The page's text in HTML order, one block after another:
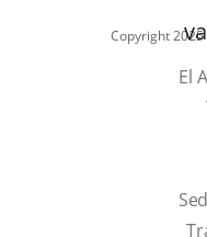
Copyright
El